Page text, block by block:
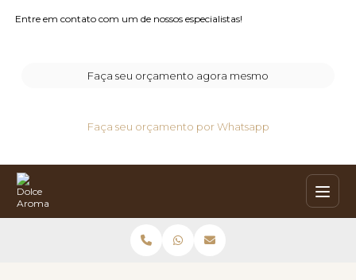
Entre em contato com um de nossos especialistas!
Faça seu orçamento agora mesmo
Faça seu orçamento por Whatsapp